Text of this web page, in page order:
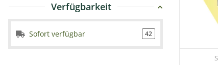
Verfügbarkeit
Sofort verfügbar 42